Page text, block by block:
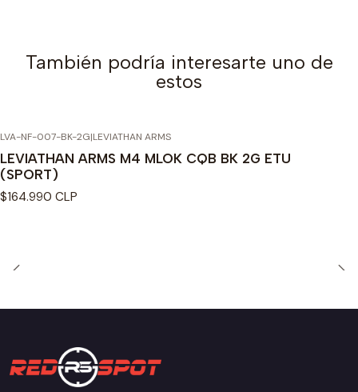
También podría interesarte uno de
estos
LVA-NF-007-BK-2G|LEVIATHAN ARMS
LEVIATHAN ARMS M4 MLOK CQB BK 2G ETU
(SPORT)
$164.990 CLP